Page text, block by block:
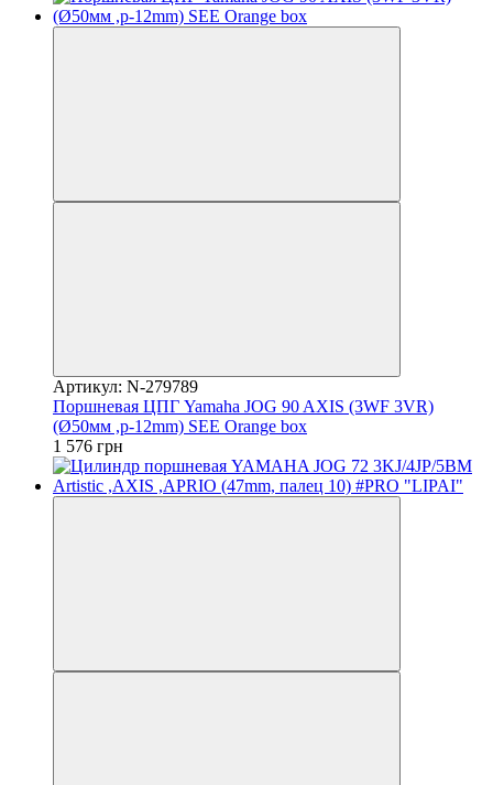
Артикул: N-279789
Поршневая ЦПГ Yamaha JOG 90 AXIS (3WF 3VR)
(Ø50мм ,p-12mm) SEE Orange box
1 576 грн